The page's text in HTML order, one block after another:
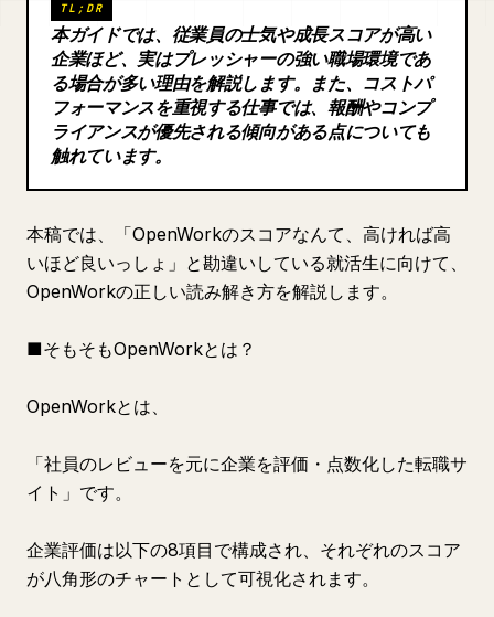
ダウンロード
ブログ
更新情報
TL;DR
本ガイドでは、従業員の士気や成長スコアが高い
企業ほど、実はプレッシャーの強い職場環境であ
る場合が多い理由を解説します。また、コストパ
フォーマンスを重視する仕事では、報酬やコンプ
ライアンスが優先される傾向がある点についても
触れています。
本稿では、「OpenWorkのスコアなんて、高ければ高
いほど良いっしょ」と勘違いしている就活生に向けて、
OpenWorkの正しい読み解き方を解説します。
■そもそもOpenWorkとは？
OpenWorkとは、
「社員のレビューを元に企業を評価・点数化した転職サ
イト」です。
企業評価は以下の8項目で構成され、それぞれのスコア
が八角形のチャートとして可視化されます。